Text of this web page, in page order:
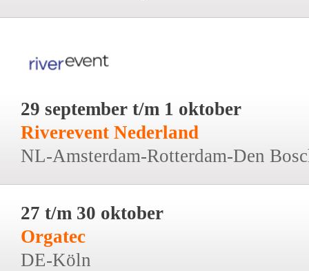
29 september t/m 1 oktober
Riverevent Nederland
NL-Amsterdam-Rotterdam-Den
27 t/m 30 oktober
Orgatec
DE-Köln